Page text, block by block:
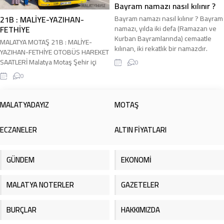
OTOBÜS HAREKET SAATLERİ
21B : MALİYE-YAZIHAN-
FETHİYE
MALATYA MOTAŞ 21B : MALİYE-
YAZIHAN-FETHİYE OTOBÜS HAREKET
SAATLERİ Malatya Motaş Şehir içi
21B : MALİYE-YAZIHAN-FETHİYE
Otobüs Kalkış saatleri siz değerli
Hareket saatleri güncel olup sitemiz
tarafından güncel olarak
YAZIHAN-FETHİYE OTOBÜS HAREKET
0
Bayram namazı nasıl kılınır ?
Bayram namazı nasıl kılınır ? Bayram
namazı, yılda iki defa (Ramazan ve
Kurban Bayramlarında) cemaatle
kılınan, iki rekatlık bir namazdır.
Normal namazlardan farklı olarak her
rekatta üçer defa fazladan (zait)
Niyet: Cemaat imamın arkasında saf
tutar ve kalben/dilen şöyle...
0
MALATYADAYIZ
MOTAŞ
ECZANELER
ALTIN FİYATLARI
GÜNDEM
EKONOMİ
MALATYA NOTERLER
GAZETELER
BURÇLAR
HAKKIMIZDA